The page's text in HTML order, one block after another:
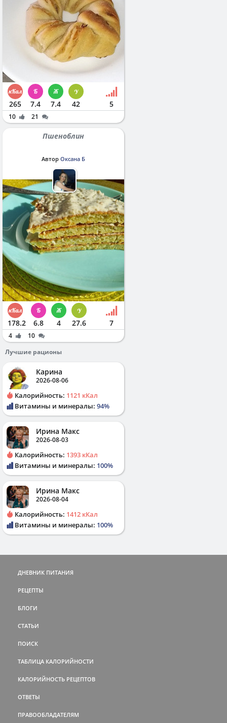
265 7.4 7.4 42 5
10 21
Пшеноблин
Автор Оксана Б
178.2 6.8 4 27.6 7
4
10
Лучшие рационы
Карина
2026-08-06
Калорийность: 1121 кКал
Витамины и минералы: 94%
Ирина Макс
2026-08-03
Калорийность: 1393 кКал
Витамины и минералы: 100%
Ирина Макс
2026-08-04
Калорийность: 1412 кКал
Витамины и минералы: 100%
ДНЕВНИК ПИТАНИЯ
РЕЦЕПТЫ
БЛОГИ
СТАТЬИ
ПОИСК
ТАБЛИЦА КАЛОРИЙНОСТИ
КАЛОРИЙНОСТЬ РЕЦЕПТОВ
ОТВЕТЫ
ПРАВООБЛАДАТЕЛЯМ